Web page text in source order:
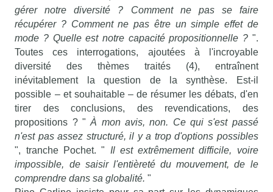
gérer notre diversité ? Comment ne pas se faire
récupérer ? Comment ne pas être un simple effet de
mode ? Quelle est notre capacité propositionnelle ? ".
Toutes ces interrogations, ajoutées à l'incroyable
diversité des thèmes traités (4), entraînent
inévitablement la question de la synthèse. Est-il
possible – et souhaitable – de résumer les débats, d'en
tirer des conclusions, des revendications, des
propositions ? " À mon avis, non. Ce qui s'est passé
n'est pas assez structuré, il y a trop d'options possibles
", tranche Pochet. " Il est extrêmement difficile, voire
impossible, de saisir l'entièreté du mouvement, de le
comprendre dans sa globalité. "